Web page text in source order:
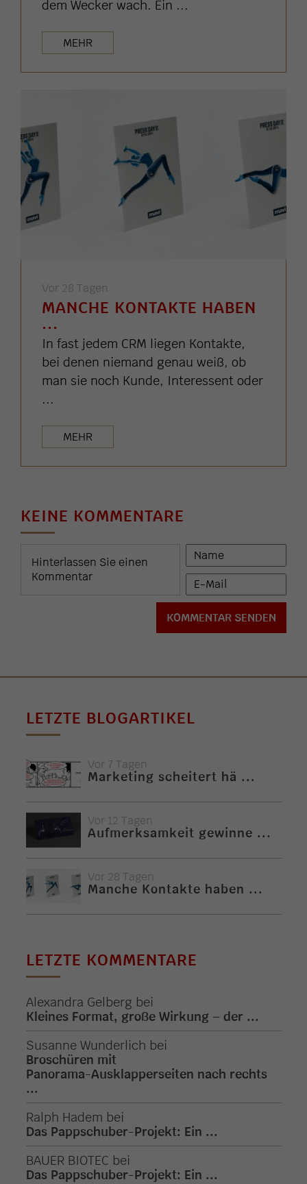
dem Wecker wach. Ein ...
MEHR
Vor 28 Tagen
MANCHE KONTAKTE HABEN
...
In fast jedem CRM liegen Kontakte,
bei denen niemand genau weiß, ob
man sie noch Kunde, Interessent oder
...
MEHR
KEINE KOMMENTARE
LETZTE BLOGARTIKEL
Vor 7 Tagen
Marketing scheitert hä ...
Vor 12 Tagen
Aufmerksamkeit gewinne ...
Vor 28 Tagen
Manche Kontakte haben ...
LETZTE KOMMENTARE
Alexandra Gelberg bei
Kleines Format, große Wirkung – der ...
Susanne Wunderlich bei
Broschüren mit
Panorama-Ausklapperseiten nach rechts
...
Ralph Hadem bei
Das Pappschuber-Projekt: Ein ...
BAUER BIOTEC bei
Das Pappschuber-Projekt: Ein ...